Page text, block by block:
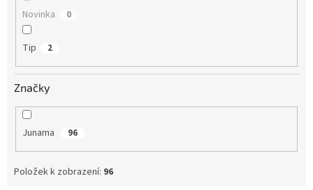
Novinka 0
Tip 2
Značky
Junama 96
Položek k zobrazení: 96